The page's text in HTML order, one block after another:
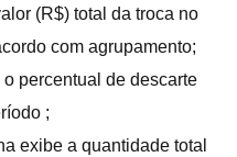
(R$) total da troca no
com agrupamento;
o percentual de descarte
;
exibe a quantidade total